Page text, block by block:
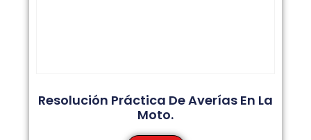
Resolución Práctica De Averías En La
Moto.